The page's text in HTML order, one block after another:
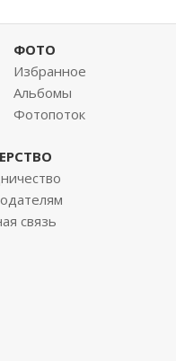
ФОТО
Избранное
Альбомы
Фотопоток
связь